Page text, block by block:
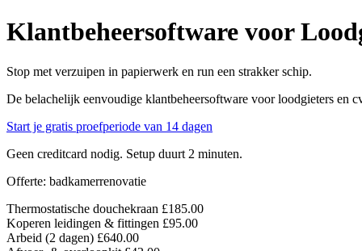
Klantbeheersoftware voor
Stop met verzuipen in papierwerk en run een strakker schip.
De belachelijk eenvoudige klantbeheersoftware voor loodgieters en
Start je gratis proefperiode van 14 dagen
Geen creditcard nodig. Setup duurt 2 minuten.
Offerte: badkamerrenovatie
Thermostatische douchekraan £185.00
Koperen leidingen & fittingen £95.00
Arbeid (2 dagen) £640.00